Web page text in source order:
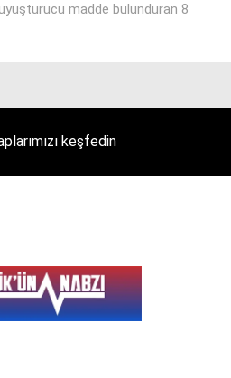
Instagram
madde bulunduran 8
keşfedin